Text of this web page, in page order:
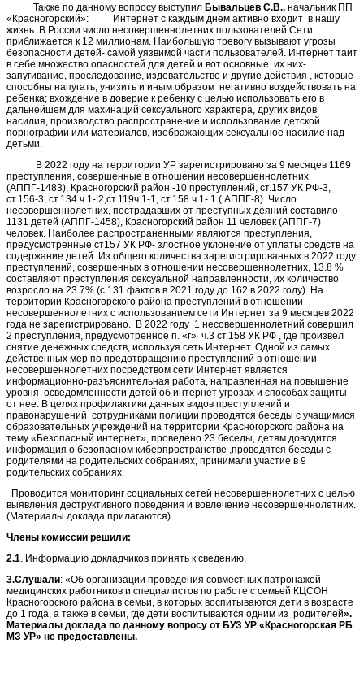
Также по данному вопросу выступил Бывальцев С.В., начальник ПП
«Красногорский»: Интернет с каждым днем активно входит в нашу
жизнь. В России число несовершеннолетних пользователей Сети
приближается к 12 миллионам. Наибольшую тревогу вызывают угрозы
безопасности детей- самой уязвимой части пользователей. Интернет таит
в себе множество опасностей для детей и вот основные их них-
запугивание, преследование, издевательство и другие действия , которые
способны напугать, унизить и иным образом негативно воздействовать на
ребенка; вхождение в доверие к ребенку с целью использовать его в
дальнейшем для махинаций сексуального характера, других видов
насилия, производство распространение и использование детской
порнографии или материалов, изображающих сексуальное насилие над
детьми.
В 2022 году на территории УР зарегистрировано за 9 месяцев 1169
преступления, совершенные в отношении несовершеннолетних
(АППГ-1483), Красногорский район -10 преступлений, ст.157 УК РФ-3,
ст.156-3, ст.134 ч.1- 2,ст.119ч.1-1, ст.158 ч.1- 1 ( АППГ-8). Число
несовершеннолетних, пострадавших от преступных деяний составило
1131 детей (АППГ-1458), Красногорский район 11 человек (АППГ-7)
человек. Наиболее распространенными являются преступления,
предусмотренные ст157 УК РФ- злостное уклонение от уплаты средств на
содержание детей. Из общего количества зарегистрированных в 2022 году
преступлений, совершенных в отношении несовершеннолетних, 13.8 %
составляют преступления сексуальной направленности, их количество
возросло на 23.7% (с 131 фактов в 2021 году до 162 в 2022 году). На
территории Красногорского района преступлений в отношении
несовершеннолетних с использованием сети Интернет за 9 месяцев 2022
года не зарегистрировано. В 2022 году 1 несовершеннолетний совершил
2 преступления, предусмотренное п. «г» ч.3 ст.158 УК РФ , где произвел
снятие денежных средств, используя сеть Интернет. Одной из самых
действенных мер по предотвращению преступлений в отношении
несовершеннолетних посредством сети Интернет является
информационно-разъяснительная работа, направленная на повышение
уровня осведомленности детей об интернет угрозах и способах защиты
от нее. В целях профилактики данных видов преступлений и
правонарушений сотрудниками полиции проводятся беседы с учащимися
образовательных учреждений на территории Красногорского района на
тему «Безопасный интернет», проведено 23 беседы, детям доводится
информация о безопасном киберпространстве ,проводятся беседы с
родителями на родительских собраниях, принимали участие в 9
родительских собраниях.
Проводится мониторинг социальных сетей несовершеннолетних с целью
выявления деструктивного поведения и вовлечение несовершеннолетних.
(Материалы доклада прилагаются).
Члены комиссии решили:
2.1. Информацию докладчиков принять к сведению.
3.Слушали: «Об организации проведения совместных патронажей
медицинских работников и специалистов по работе с семьей КЦСОН
Красногорского района в семьи, в которых воспитываются дети в возрасте
до 1 года, а также в семьи, где дети воспитываются одним из родителей».
Материалы доклада по данному вопросу от БУЗ УР «Красногорская РБ
МЗ УР» не предоставлены.